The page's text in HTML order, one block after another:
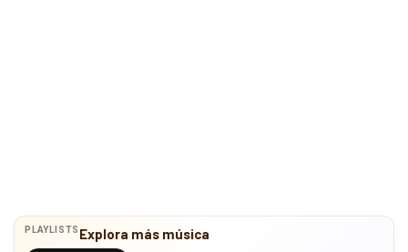
PLAYLISTS Explora más música